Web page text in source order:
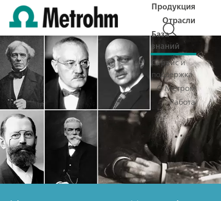
Продукция
Отрасли
База
знаний
Сервис и
поддержка
О Метром
Работа